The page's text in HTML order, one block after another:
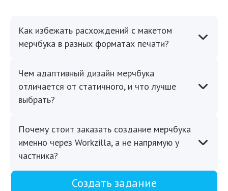
Как избежать расхождений с макетом
мерчбука в разных форматах печати?
Чем адаптивный дизайн мерчбука
отличается от статичного, и что лучше
выбрать?
Почему стоит заказать создание мерчбука
именно через Workzilla, а не напрямую у
частника?
Создать задание